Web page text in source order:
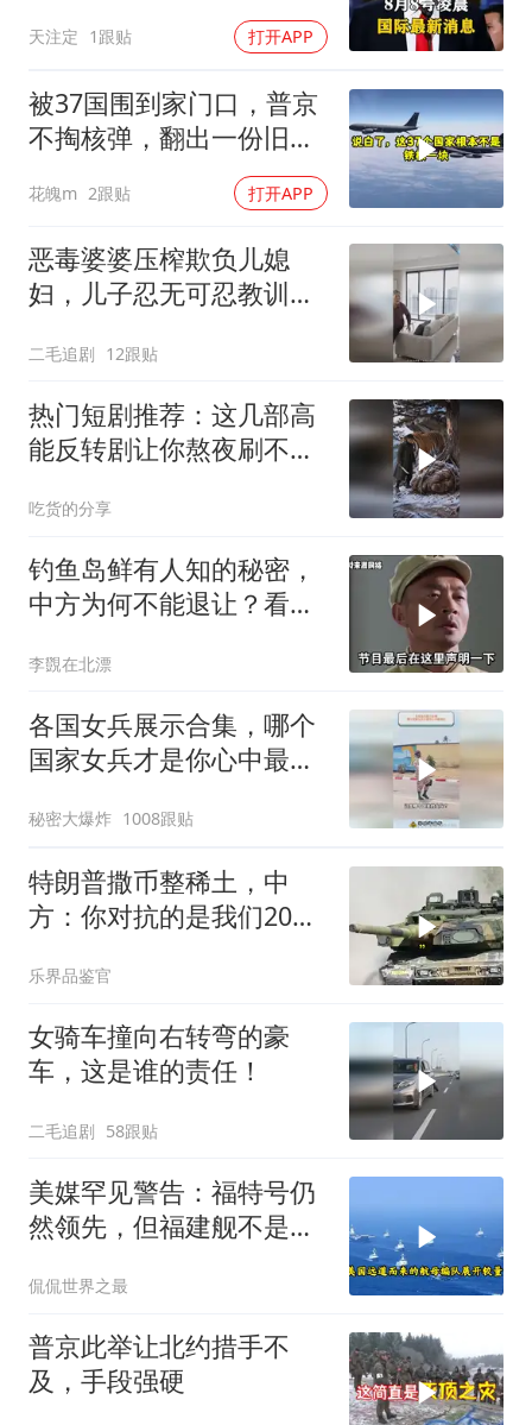
天注定 1跟贴 打开APP
被37国围到家门口，普京
不掏核弹，翻出一份旧合
花魄m 2跟贴 打开APP
恶毒婆婆压榨欺负儿媳
妇，儿子忍无可忍教训母
二毛追剧 12跟贴
热门短剧推荐：这几部高
能反转剧让你熬夜刷不
吃货的分享
钓鱼岛鲜有人知的秘密，
中方为何不能退让？看完
李覴在北漂
各国女兵展示合集，哪个
国家女兵才是你心中最飒
秘密大爆炸 1008跟贴
特朗普撒币整稀土，中
方：你对抗的是我们20年
乐界品鉴官
女骑车撞向右转弯的豪
车，这是谁的责任！
二毛追剧 58跟贴
美媒罕见警告：福特号仍
然领先，但福建舰不是中
侃侃世界之最
普京此举让北约措手不
及，手段强硬